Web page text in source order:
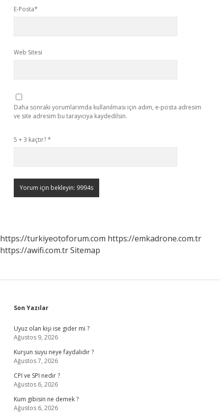
E-Posta*
Web Sitesi
Daha sonraki yorumlarımda kullanılması için adım, e-posta adresim
ve site adresim bu tarayıcıya kaydedilsin.
5 + 3 kaçtır?*
https://turkiyeotoforum.com https://emkadrone.com.tr
https://awifi.com.trSitemap
Sidebar
Son Yazılar
Uyuz olan kişi ise gider mi ?
Ağustos 9, 2026
Kurşun suyu neye faydalıdır ?
Ağustos 7, 2026
CPI ve SPI nedir ?
Ağustos 6, 2026
Kum gibisin ne demek ?
Ağustos 6, 2026